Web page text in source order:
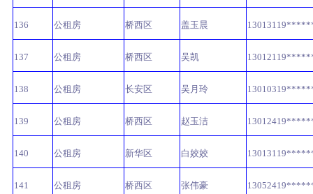
136 公租房 桥西区 盖玉晨
137 公租房 桥西区 吴凯
138 公租房 长安区 吴月玲
139 公租房 桥西区 赵玉洁
140 公租房 新华区 白姣姣
141 公租房 桥西区 张伟豪